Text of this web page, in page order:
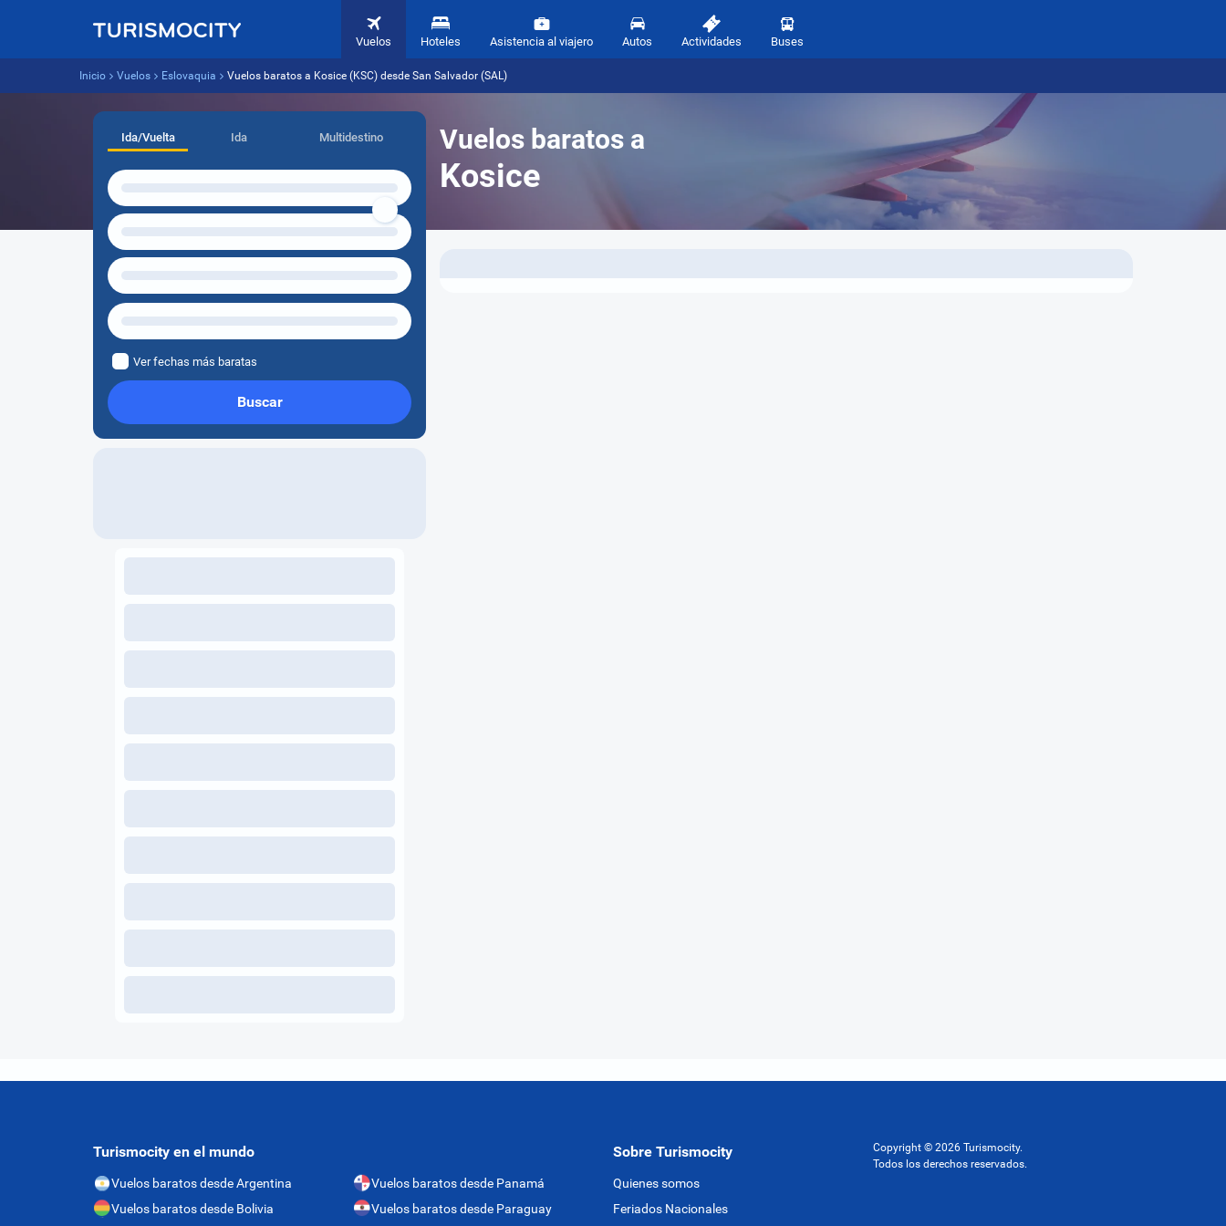
Vuelos Hoteles Asistencia al viajero Autos Actividades Buses
Inicio Vuelos Eslovaquia Vuelos baratos a Kosice (KSC) desde San Salvador (SAL)
Vuelos baratos a
Kosice
Ida/Vuelta Ida Multidestino
Ver fechas más baratas
Buscar
Turismocity en el mundo
Vuelos baratos desde Argentina
Vuelos baratos desde Bolivia
Vuelos baratos desde Panamá
Vuelos baratos desde Paraguay
Sobre Turismocity
Quienes somos
Feriados Nacionales
Copyright © 2026 Turismocity.
Todos los derechos reservados.